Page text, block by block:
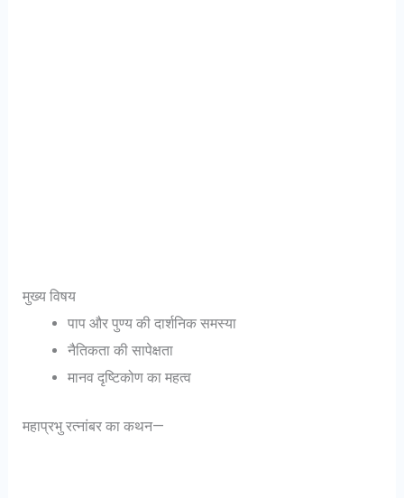
मुख्य विषय
पाप और पुण्य की दार्शनिक समस्या
नैतिकता की सापेक्षता
मानव दृष्टिकोण का महत्व
महाप्रभु रत्नांबर का कथन—